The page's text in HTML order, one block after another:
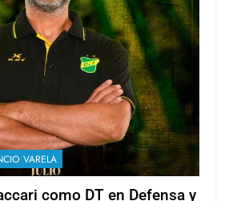
VARELA
como DT en Defensa y